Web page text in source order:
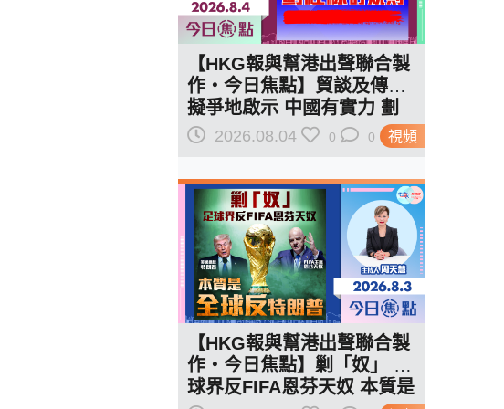
視頻
【HKG報與幫港出聲聯合製
作‧今日焦點】貿談及傳美
擬爭地啟示 中國有實力 劃
紅線訂規則
2026.08.04 0 0
【HKG報與幫港出聲聯合製
作‧今日焦點】剿「奴」 足
球界反FIFA恩芬天奴 本質是